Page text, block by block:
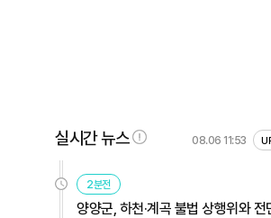
실시간 뉴스 08.06 11:53
2분전
양양군, 하천·계곡 불법 상행위와